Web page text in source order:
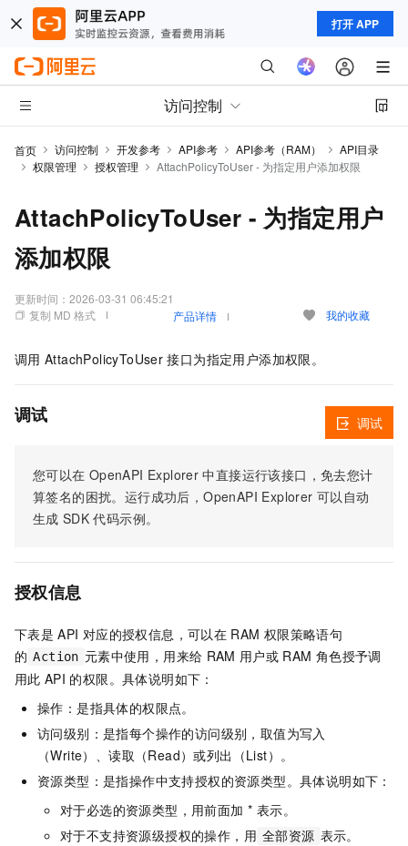
打开 APP
访问控制
首页 访问控制 开发参考 API参考 API参考（RAM）
API目录
权限管理
授权管理 AttachPolicyToUser - 为指定用户添加权限
AttachPolicyToUser - 为指定用户
添加权限
更新时间： 2026-03-31 06:45:21
复制 MD 格式
产品详情 我的收藏
调用 AttachPolicyToUser 接口为指定用户添加权限。
调试
您可以在 OpenAPI Explorer 中直接运行该接口，免去您计
算签名的困扰。运行成功后，OpenAPI Explorer 可以自动
生成 SDK 代码示例。
调试
授权信息
下表是 API 对应的授权信息，可以在 RAM 权限策略语句
的 Action 元素中使用，用来给 RAM 用户或 RAM 角色授予调
用此 API 的权限。具体说明如下：
操作：是指具体的权限点。
访问级别：是指每个操作的访问级别，取值为写入
（Write）、读取（Read）或列出（List）。
资源类型：是指操作中支持授权的资源类型。具体说明如下：
对于必选的资源类型，用前面加 * 表示。
对于不支持资源级授权的操作，用 全部资源 表示。